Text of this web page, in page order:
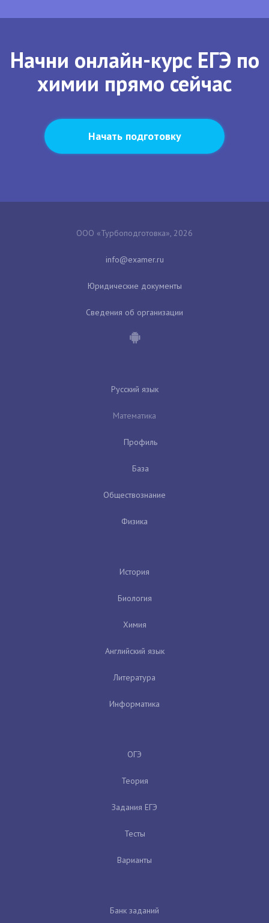
Начни онлайн-курс ЕГЭ по
химии прямо сейчас
Начать подготовку
ООО «Турбоподготовка», 2026
Юридические документы
Сведения об организации
Русский язык
Математика
Профиль
База
Обществознание
Физика
История
Биология
Химия
Английский язык
Литература
Информатика
ОГЭ
Теория
Задания ЕГЭ
Тесты
Варианты
Банк заданий